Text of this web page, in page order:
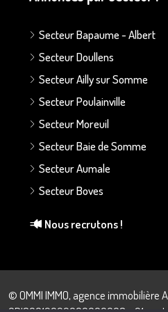
Secteur Bapaume - Albert
Secteur Doullens
Secteur Ailly sur Somme
Secteur Poulainville
Secteur Moreuil
Secteur Baie de Somme
Secteur Aumale
Secteur Boves
Nous recrutons !
© OMMI IMMO, agence immobilière